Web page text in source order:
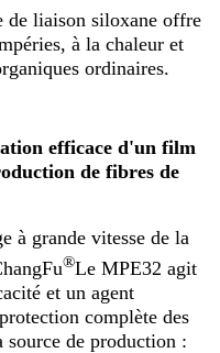
de liaison siloxane offre
à la chaleur et
ordinaires.
efficace d'un film
de fibres de
à grande vitesse de la
®Le MPE32 agit
et un agent
complète des
source de production :